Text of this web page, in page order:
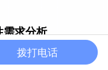
需求分析
拨打电话